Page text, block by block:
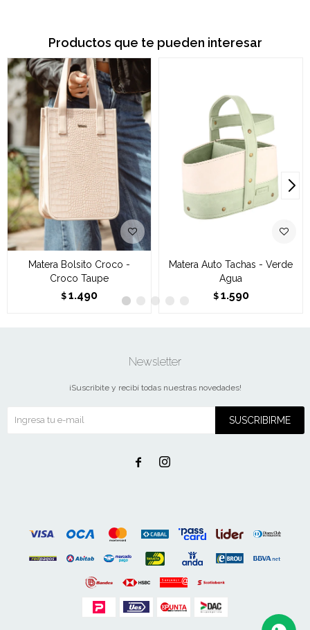
Productos que te pueden interesar
Matera Bolsito Croco -
Croco Taupe
$ 1.490
Matera Auto Tachas - Verde
Agua
$ 1.590
Newsletter
¡Suscribite y recibí todas nuestras novedades!
SUSCRIBIRME
 